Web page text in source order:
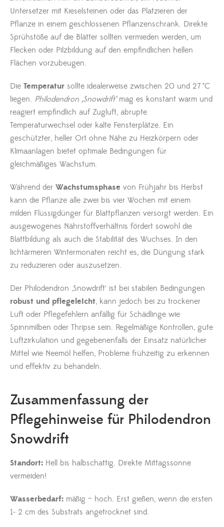
Untersetzer mit Kieselsteinen oder das Platzieren der
Pflanze in einem geschlossenen Pflanzenschrank. Direkte
Sprühstöße auf die Blätter sollten vermieden werden, um
Flecken oder Pilzbildung auf den empfindlichen hellen
Flächen vorzubeugen.
Die Temperatur sollte idealerweise zwischen 20 und 27 °C
liegen. Philodendron ‚Snowdrift‘mag es konstant warm und
reagiert empfindlich auf Zugluft, abrupte
Temperaturwechsel oder kalte Fensterplätze. Ein
geschützter, heller Ort ohne Nähe zu Heizkörpern oder
Klimaanlagen bietet optimale Bedingungen für
gleichmäßiges Wachstum.
Während der Wachstumsphase von Frühjahr bis Herbst
kann die Pflanze alle zwei bis vier Wochen mit einem
milden Flüssigdünger für Blattpflanzen versorgt werden. Ein
ausgewogenes Nährstoffverhältnis fördert sowohl die
Blattbildung als auch die Stabilität des Wuchses. In den
lichtärmeren Wintermonaten reicht es, die Düngung stark
zu reduzieren oder auszusetzen.
Der Philodendron ‚Snowdrift‘ ist bei stabilen Bedingungen
robust und pflegeleicht, kann jedoch bei zu trockener
Luft oder Pflegefehlern anfällig für Schädlinge wie
Spinnmilben oder Thripse sein. Regelmäßige Kontrollen, gute
Luftzirkulation und gegebenenfalls der Einsatz natürlicher
Mittel wie Neemöl helfen, Probleme frühzeitig zu erkennen
und effektiv zu behandeln.
Zusammenfassung der
Pflegehinweise für Philodendron
Snowdrift
Standort: Hell bis halbschattig. Direkte Mittagssonne
vermeiden!
Wasserbedarf: mäßig – hoch. Erst gießen, wenn die ersten
1- 2 cm des Substrats angetrocknet sind.